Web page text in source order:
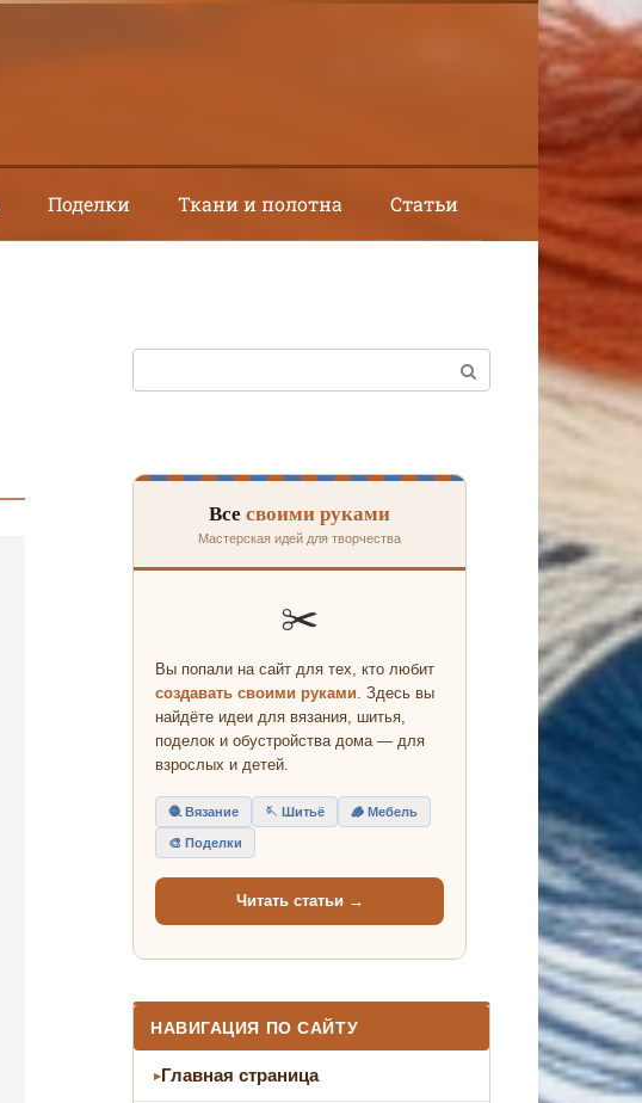
Поделки Ткани и полотна Статьи
Все своими руками
Мастерская идей для творчества
✂️
Вы попали на сайт для тех, кто любит
создавать своими руками. Здесь вы
найдёте идеи для вязания, шитья,
поделок и обустройства дома — для
взрослых и детей.
🧶 Вязание 🪡 Шитьё 🪵 Мебель
🎨 Поделки
Читать статьи →
НАВИГАЦИЯ ПО САЙТУ
Главная страница